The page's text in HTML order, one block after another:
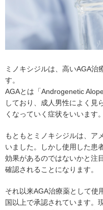
ミノキシジルは、高いAGA治
す。
AGAとは「Androgenetic
しており、成人男性によく見
くなっていく症状をいいます。
もともとミノキシジルは、ア
いました。しかし使用した患
効果があるのではないかと注
確認されることになります。
それ以来AGA治療薬として使
国以上で承認されています。